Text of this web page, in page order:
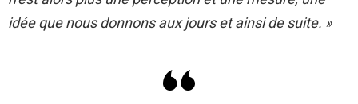
idée que nous donnons aux jours et ainsi de suite. »